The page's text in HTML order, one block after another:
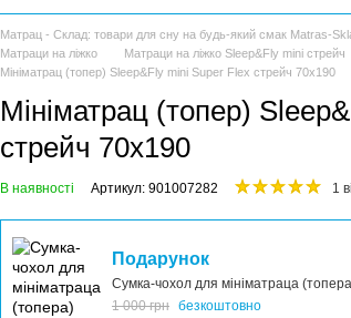
Матрац - Склад: товари для сну на будь-який смак Matras-
Матраци на ліжко
Матраци на ліжко Sleep&Fly mini стрейч
Мініматрац (топер) Sleep&Fly mini Super Flex стрейч 70x190
Мініматрац (топер)
стрейч 70x190
В наявності Артикул: 901007282 1
Подарунок
Cумка-чохол для мініматраца
1 000 грн безкоштовно